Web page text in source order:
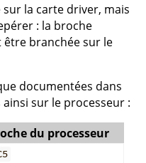
sur la carte driver, mais
: la broche
branchée sur le
documentées dans
sur le processeur :
du processeur